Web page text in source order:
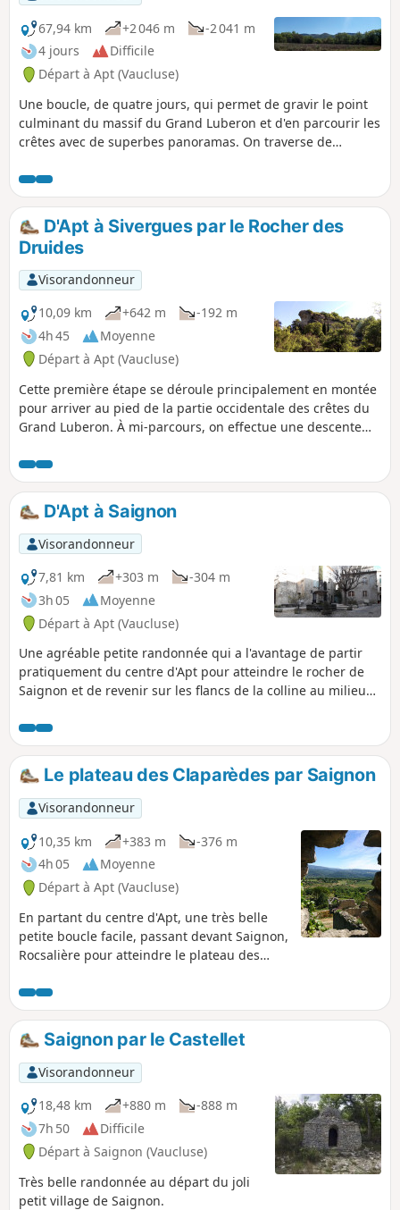
67,94 km
+2 046 m
-2 041 m
4 jours
Difficile
Départ à Apt (Vaucluse)
Une boucle, de quatre jours, qui permet de gravir le point
culminant du massif du Grand Luberon et d'en parcourir les
crêtes avec de superbes panoramas. On traverse de
rendez-vous. À mi-parcours, il est possible d'insérer une
boucle pour étendre ce circuit à cinq étapes.
D'Apt à Sivergues par le Rocher des
Druides
Visorandonneur
10,09 km
+642 m
-192 m
4h 45
Moyenne
Départ à Apt (Vaucluse)
Cette première étape se déroule principalement en montée
pour arriver au pied de la partie occidentale des crêtes du
Grand Luberon. À mi-parcours, on effectue une descente
de Roscalière, puis on remonte. Il est possible d'éviter ce
crochet et, donc, de raccourcir l'étape.
D'Apt à Saignon
Visorandonneur
7,81 km
+303 m
-304 m
3h 05
Moyenne
Départ à Apt (Vaucluse)
Une agréable petite randonnée qui a l'avantage de partir
pratiquement du centre d'Apt pour atteindre le rocher de
Saignon et de revenir sur les flancs de la colline au milieu
Le plateau des Claparèdes par Saignon
Visorandonneur
10,35 km
+383 m
-376 m
4h 05
Moyenne
Départ à Apt (Vaucluse)
En partant du centre d'Apt, une très belle
petite boucle facile, passant devant Saignon,
Rocsalière pour atteindre le plateau des
par une belle calade.
Saignon par le Castellet
Visorandonneur
18,48 km
+880 m
-888 m
7h 50
Difficile
Départ à Saignon (Vaucluse)
Très belle randonnée au départ du joli
petit village de Saignon.